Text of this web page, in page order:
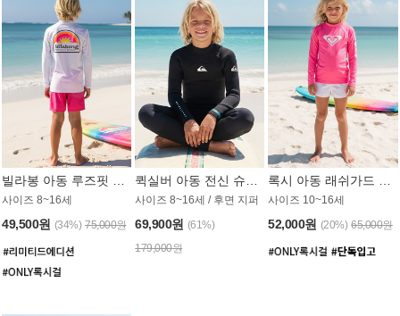
사이즈 8~16세
49,500원 (34%) 75,000원
사이즈 8~16세 / 후면 지퍼
69,900원 (61%)
179,000원
사이즈 10~16세
52,000원 (20%) 65,000원